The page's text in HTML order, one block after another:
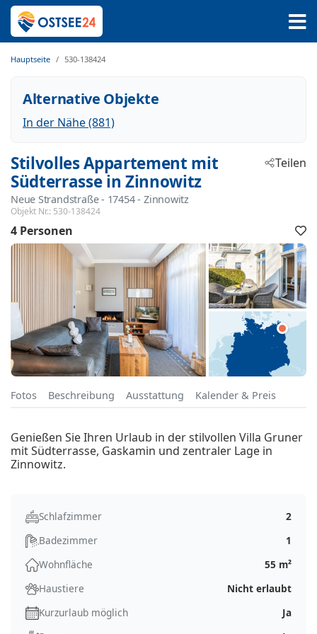
Hauptseite 530-138424
Alternative Objekte
In der Nähe (881)
Stilvolles Appartement mit
Südterrasse in Zinnowitz
Neue Strandstraße - 17454 - Zinnowitz
Objekt Nr.: 530-138424
Teilen
4 Personen
Fotos Beschreibung Ausstattung Kalender & Preis
Genießen Sie Ihren Urlaub in der stilvollen Villa Gruner
mit Südterrasse, Gaskamin und zentraler Lage in
Zinnowitz.
Schlafzimmer
2
Badezimmer
1
Wohnfläche
55 m²
Haustiere
Nicht erlaubt
Kurzurlaub möglich
Ja